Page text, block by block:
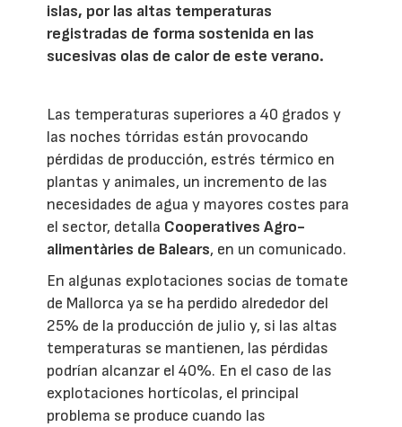
islas, por las altas temperaturas
registradas de forma sostenida en las
sucesivas olas de calor de este verano.
Las temperaturas superiores a 40 grados y
las noches tórridas están provocando
pérdidas de producción, estrés térmico en
plantas y animales, un incremento de las
necesidades de agua y mayores costes para
el sector, detalla Cooperatives Agro-
alimentàries de Balears, en un comunicado.
En algunas explotaciones socias de tomate
de Mallorca ya se ha perdido alrededor del
25% de la producción de julio y, si las altas
temperaturas se mantienen, las pérdidas
podrían alcanzar el 40%. En el caso de las
explotaciones hortícolas, el principal
problema se produce cuando las